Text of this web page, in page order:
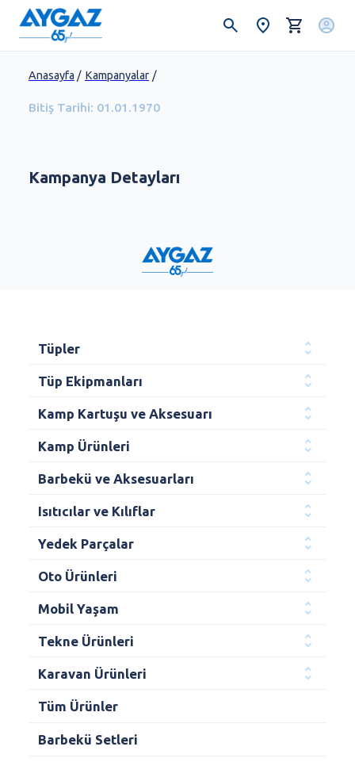
Anasayfa / Kampanyalar /
Bitiş Tarihi: 01.01.1970
Kampanya Detayları
Tüpler
Tüp Ekipmanları
Kamp Kartuşu ve Aksesuarı
Kamp Ürünleri
Barbekü ve Aksesuarları
Isıtıcılar ve Kılıflar
Yedek Parçalar
Oto Ürünleri
Mobil Yaşam
Tekne Ürünleri
Karavan Ürünleri
Tüm Ürünler
Barbekü Setleri